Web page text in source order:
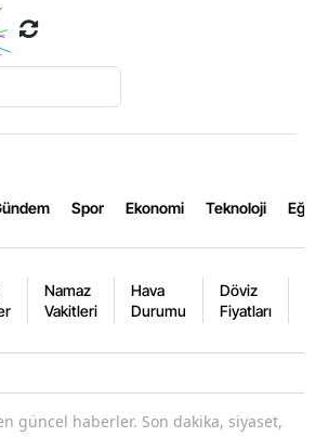
Spor Ekonomi Teknoloji
Namaz
Vakitleri
Hava
Durumu
Döviz
Fiyatları
güncel haberler. Son dakika, siyaset,